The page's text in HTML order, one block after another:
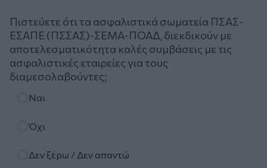
Πιστεύετε ότι τα ασφαλιστικά σωματεία ΠΣΑΣ-
ΕΣΑΠΕ (ΠΣΣΑΣ)-ΣΕΜΑ-ΠΟΑΔ, διεκδικούν με
αποτελεσματικότητα καλές συμβάσεις με τις
ασφαλιστικές εταιρείες για τους
διαμεσολαβούντες;
Ναι
Όχι
Δεν ξέρω / Δεν απαντώ